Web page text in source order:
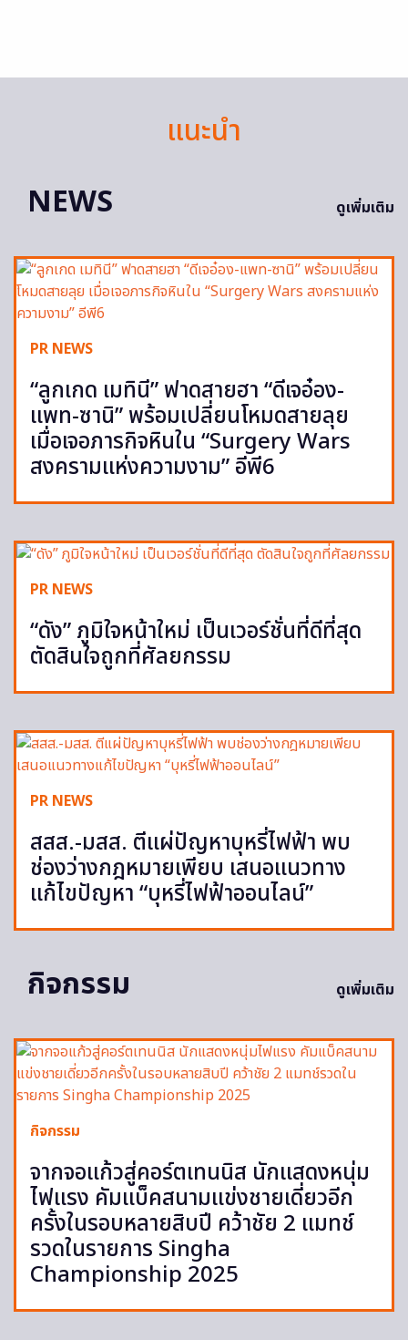
แนะนำ
NEWS
ดูเพิ่มเติม
PR NEWS
“ลูกเกด เมทินี” ฟาดสายฮา “ดีเจอ๋อง-
แพท-ซานิ” พร้อมเปลี่ยนโหมดสายลุย
เมื่อเจอภารกิจหินใน “Surgery Wars
สงครามแห่งความงาม” อีพี6
PR NEWS
“ดัง” ภูมิใจหน้าใหม่ เป็นเวอร์ชั่นที่ดีที่สุด
ตัดสินใจถูกที่ศัลยกรรม
PR NEWS
สสส.-มสส. ตีแผ่ปัญหาบุหรี่ไฟฟ้า พบ
ช่องว่างกฎหมายเพียบ เสนอแนวทาง
แก้ไขปัญหา “บุหรี่ไฟฟ้าออนไลน์”
กิจกรรม ดูเพิ่มเติม
กิจกรรม
จากจอแก้วสู่คอร์ตเทนนิส นักแสดงหนุ่ม
ไฟแรง คัมแบ็คสนามแข่งชายเดี่ยวอีก
ครั้งในรอบหลายสิบปี คว้าชัย 2 แมทช์
รวดในรายการ Singha
Championship 2025